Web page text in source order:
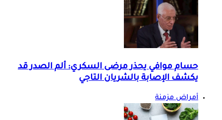
حسام موافي يحذر مرضى السكري: ألم الصدر قد
يكشف الإصابة بالشريان التاجي
أمراض مزمنة